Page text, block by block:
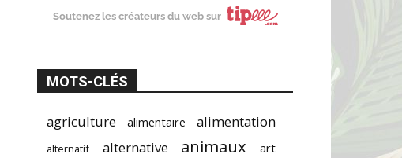
Soutenez les créateurs du web sur
MOTS-CLÉS
agriculture alimentaire alimentation
alternatif alternative animaux art